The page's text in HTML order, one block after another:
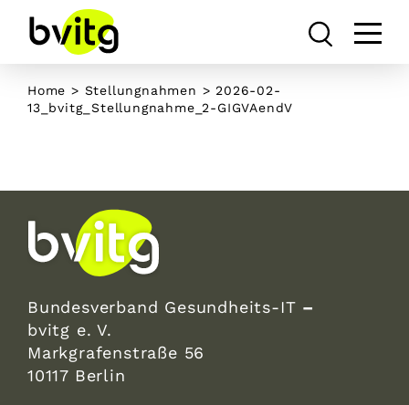
content
Home > Stellungnahmen >2026-02-
13_bvitg_Stellungnahme_2-GIGVAendV
Bundesverband Gesundheits-IT –
bvitg e. V.
Markgrafenstraße 56
10117 Berlin